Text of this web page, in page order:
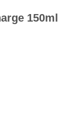
150ml